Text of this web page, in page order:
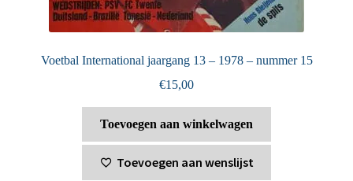
Voetbal International jaargang 13 – 1978 – nummer 15
€15,00
Toevoegen aan winkelwagen
Toevoegen aan wenslijst